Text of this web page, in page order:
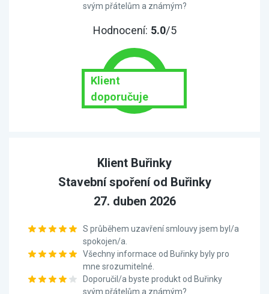
svým přátelům a známým?
Hodnocení: 5.0/5
Klient
doporučuje
Klient Buřinky
Stavební spoření od Buřinky
27. duben 2026
S průběhem uzavření smlouvy jsem byl/a
spokojen/a.
Všechny informace od Buřinky byly pro
mne srozumitelné.
Doporučil/a byste produkt od Buřinky
svým přátelům a známým?